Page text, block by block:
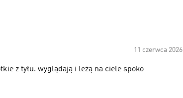
11 czerwca 2026
z tyłu. wyglądają i leżą na ciele spoko